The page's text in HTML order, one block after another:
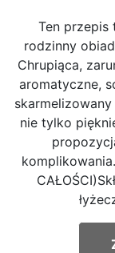
Ten przepis
rodzinny
Chrupiąca,
aromatyczne,
nie tylko